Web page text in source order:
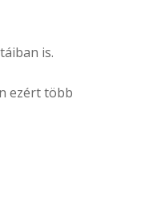
is.
ezért több